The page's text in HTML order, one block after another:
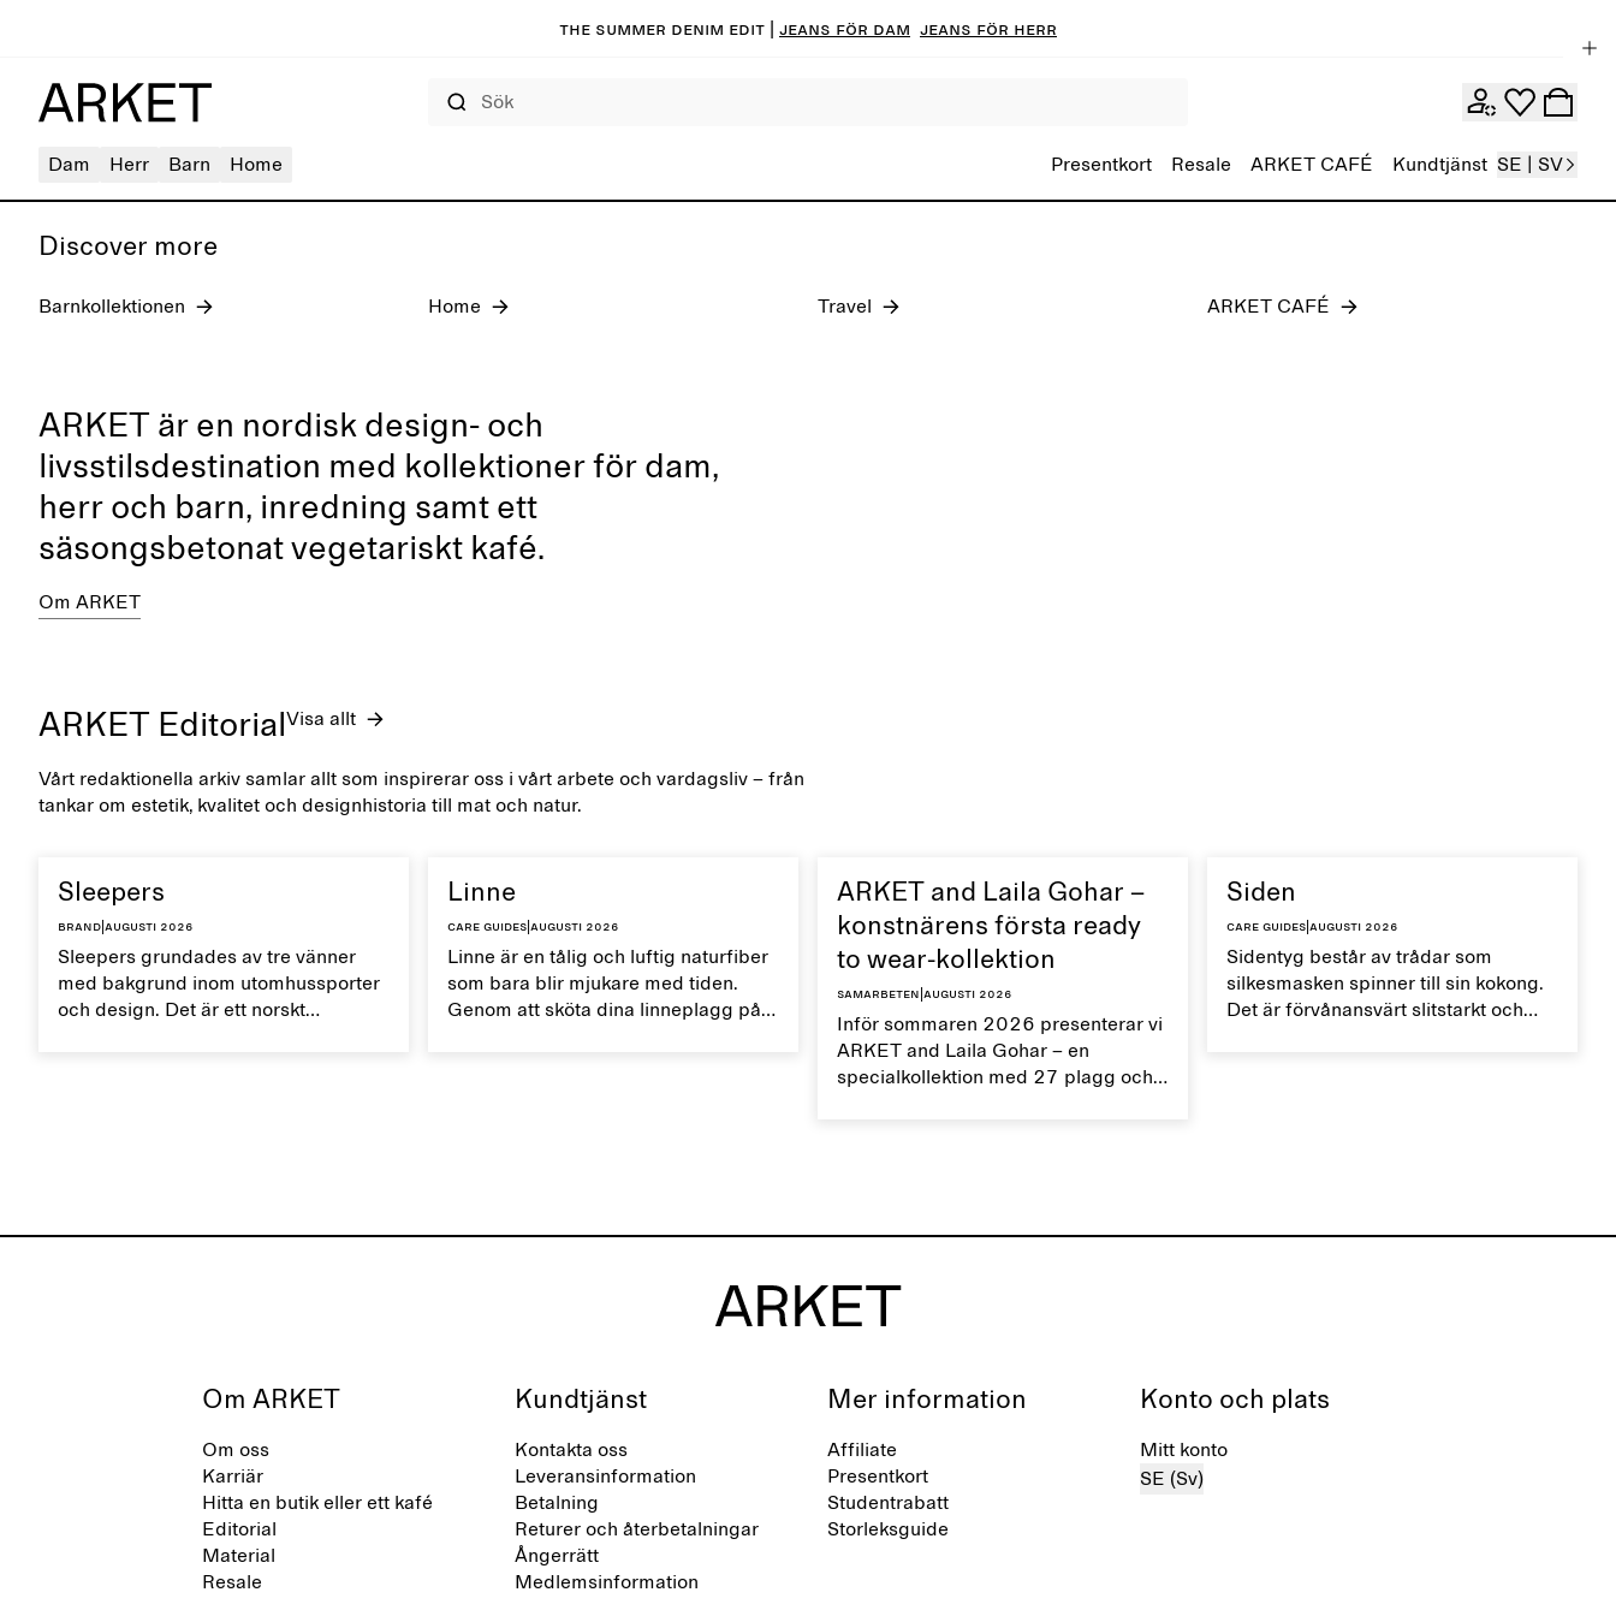
The summer denim edit | Jeans för dam Jeans för herr
Dam Herr Barn Home Presentkort Resale ARKET CAFÉ Kundtjänst SE | SV
Discover more
Barnkollektionen Home Travel ARKET CAFÉ
ARKET är en nordisk design- och
livsstilsdestination med kollektioner för dam,
herr och barn, inredning samt ett
säsongsbetonat vegetariskt kafé.
Om ARKET
ARKET Editorial Visa allt
Vårt redaktionella arkiv samlar allt som inspirerar oss i vårt arbete och vardagsliv – från
tankar om estetik, kvalitet och designhistoria till mat och natur.
Sleepers
Brand augusti 2026
Sleepers grundades av tre vänner
med bakgrund inom utomhussporter
och design. Det är ett norskt
Linne
Care guides augusti 2026
Linne är en tålig och luftig naturfiber
som bara blir mjukare med tiden.
Genom att sköta dina linneplagg på
ARKET and Laila Gohar –
konstnärens första ready
to wear-kollektion
Samarbeten augusti 2026
Inför sommaren 2026 presenterar vi
ARKET and Laila Gohar – en
specialkollektion med 27 plagg och
Siden
Care guides augusti 2026
Sidentyg består av trådar som
silkesmasken spinner till sin kokong.
Det är förvånansvärt slitstarkt och
Om ARKET
Om oss
Karriär
Hitta en butik eller ett kafé
Editorial
Material
Resale
Kundtjänst
Kontakta oss
Leveransinformation
Betalning
Returer och återbetalningar
Ångerrätt
Medlemsinformation
Mer information
Affiliate
Presentkort
Studentrabatt
Storleksguide
Konto och plats
Mitt konto
SE (Sv)